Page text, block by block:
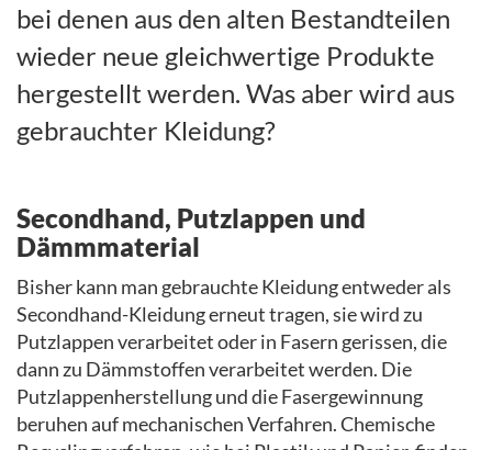
bei denen aus den alten Bestandteilen
wieder neue gleichwertige Produkte
hergestellt werden. Was aber wird aus
gebrauchter Kleidung?
Secondhand, Putzlappen und
Dämmmaterial
Bisher kann man gebrauchte Kleidung entweder als
Secondhand-Kleidung erneut tragen, sie wird zu
Putzlappen verarbeitet oder in Fasern gerissen, die
dann zu Dämmstoffen verarbeitet werden. Die
Putzlappenherstellung und die Fasergewinnung
beruhen auf mechanischen Verfahren. Chemische